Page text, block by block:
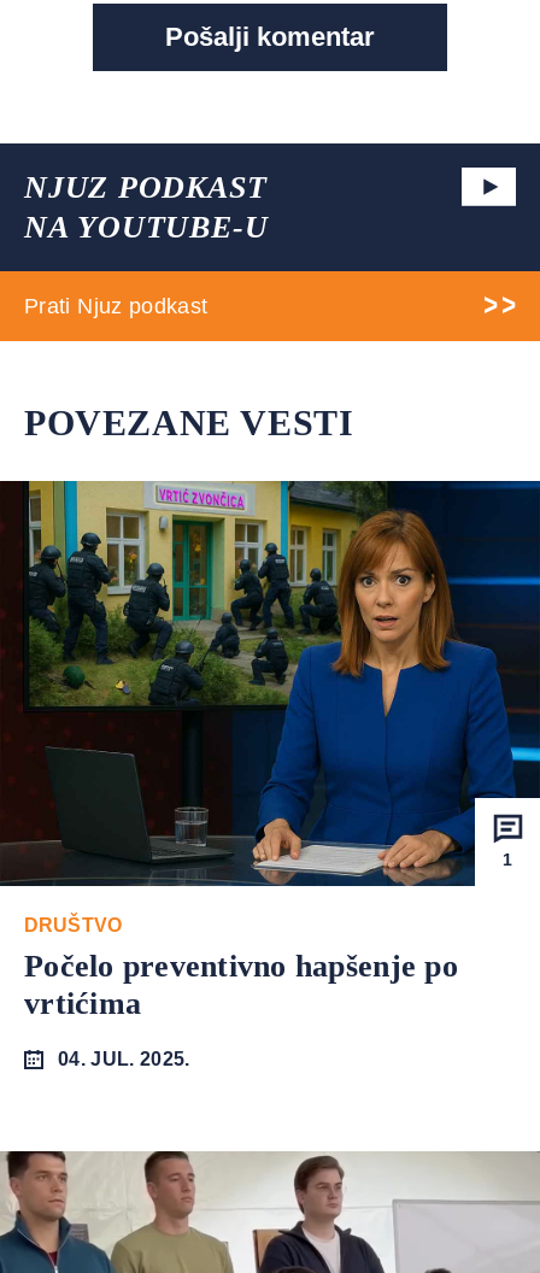
NJUZ PODKAST
NA YOUTUBE-U
Prati Njuz podkast
POVEZANE VESTI
1
DRUŠTVO
Počelo preventivno hapšenje po
vrtićima
04. JUL. 2025.